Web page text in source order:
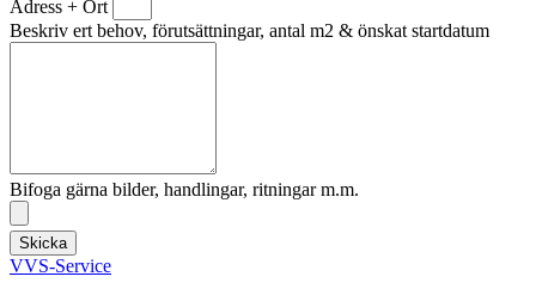
Adress + Ort
Beskriv ert behov, förutsättningar, antal m2 & önskat startdatum
Bifoga gärna bilder, handlingar, ritningar m.m.
Skicka
VVS-Service